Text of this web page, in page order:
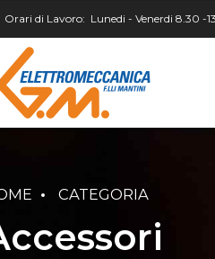
Orari di Lavoro: Lunedi - Venerdi 8.30 -
CATEGORIA